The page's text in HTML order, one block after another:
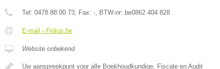
Tel: 0478 88 00 73, Fax: -, BTW-nr: be0862 404 828
E-mail › Fidius.be
Website onbekend
Uw aanspreekpunt voor alle Boekhoudkundige, Fiscale en Audit